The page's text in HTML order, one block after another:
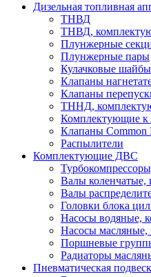
Дизельная топливная
ТНВД
ТНВД,
Плунжерные
Плунжерные пары
Кулачковые шайбы
Клапаны
Клапаны
ТННД,
Комплектующие к
Клапаны Common
Распылители
Комплектующие ДВС
Валы
Валы
Головки блока
Насосы водяные,
Насосы
Поршневые
Радиаторы
Пневматическая